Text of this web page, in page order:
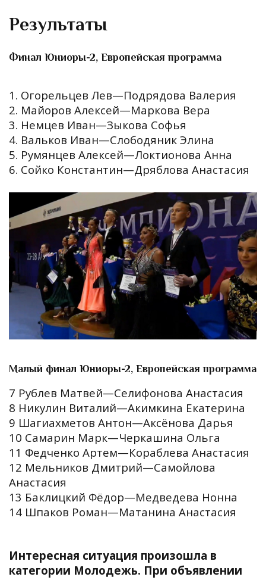
Результаты
Финал Юниоры-2, Европейская программа
1. Огорельцев Лев—Подрядова Валерия
2. Майоров Алексей—Маркова Вера
3. Немцев Иван—Зыкова Софья
4. Вальков Иван—Слободяник Элина
5. Румянцев Алексей—Локтионова Анна
6. Сойко Константин—Дряблова Анастасия
Малый финал Юниоры-2, Европейская программа
7 Рублев Матвей—Селифонова Анастасия
8 Никулин Виталий—Акимкина Екатерина
9 Шагиахметов Антон—Аксёнова Дарья
10 Самарин Марк—Черкашина Ольга
11 Федченко Артем—Кораблева Анастасия
12 Мельников Дмитрий—Самойлова
Анастасия
13 Баклицкий Фёдор—Медведева Нонна
14 Шпаков Роман—Матанина Анастасия
Интересная ситуация произошла в
категории Молодежь. При объявлении